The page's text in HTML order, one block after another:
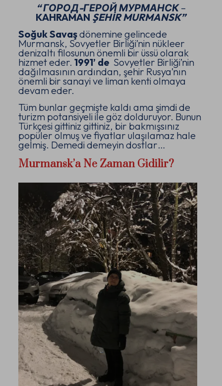
“ ГОРОД-ГЕРОЙ МУРМАНСК–
KAHRAMAN ŞEHIR MURMANSK”
Soğuk Savaşdönemine gelincede
Murmansk, Sovyetler Birliği’nin nükleer
denizaltı filosunun önemli bir üssü olarak
hizmet eder. 1991’ de Sovyetler Birliği’nin
dağılmasının ardından, şehir Rusya’nın
önemli bir sanayi ve liman kenti olmaya
devam eder.
Tüm bunlar geçmişte kaldı ama şimdi de
turizm potansiyeli ile göz dolduruyor. Bunun
Türkçesi gittiniz gittiniz, bir bakmışsınız
popüler olmuş ve fiyatlar ulaşılamaz hale
gelmiş. Demedi demeyin dostlar…
Murmansk’a Ne Zaman Gidilir?